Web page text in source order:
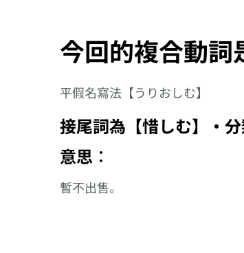
今回的複合動詞
平假名寫法【うりおしむ】
接尾詞為【惜しむ】‧分
意思︰
暫不出售。